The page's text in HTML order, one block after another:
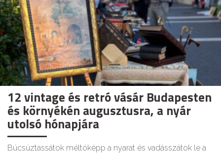
12 vintage és retró vásár Budapesten
és környékén augusztusra, a nyár
utolsó hónapjára
Búcsúztassátok méltóképp a nyarat és vadásszátok le a